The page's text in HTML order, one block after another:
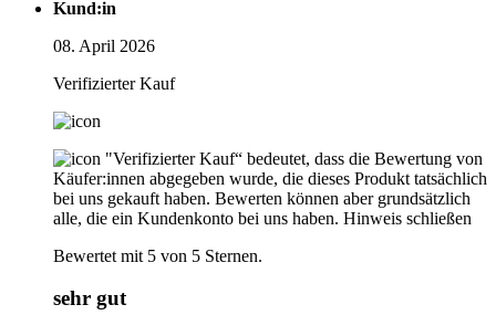
Kund:in
08. April 2026
Verifizierter Kauf
"Verifizierter Kauf“ bedeutet, dass die Bewertung von
Käufer:innen abgegeben wurde, die dieses Produkt tatsächlich
bei uns gekauft haben. Bewerten können aber grundsätzlich
alle, die ein Kundenkonto bei uns haben. Hinweis schließen
Bewertet mit 5 von 5 Sternen.
sehr gut